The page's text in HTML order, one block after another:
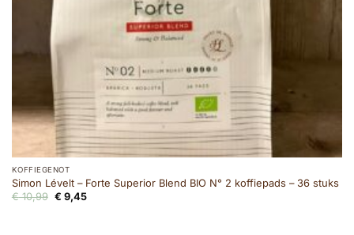
KOFFIEGENOT
Simon Lévelt – Forte Superior Blend BIO N° 2 koffiepads – 36 stuks
€10,99 Oorspronkelijke
prijs
€ 9,45Huidige